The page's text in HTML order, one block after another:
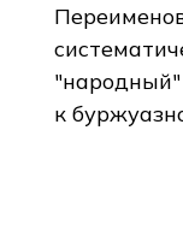
к